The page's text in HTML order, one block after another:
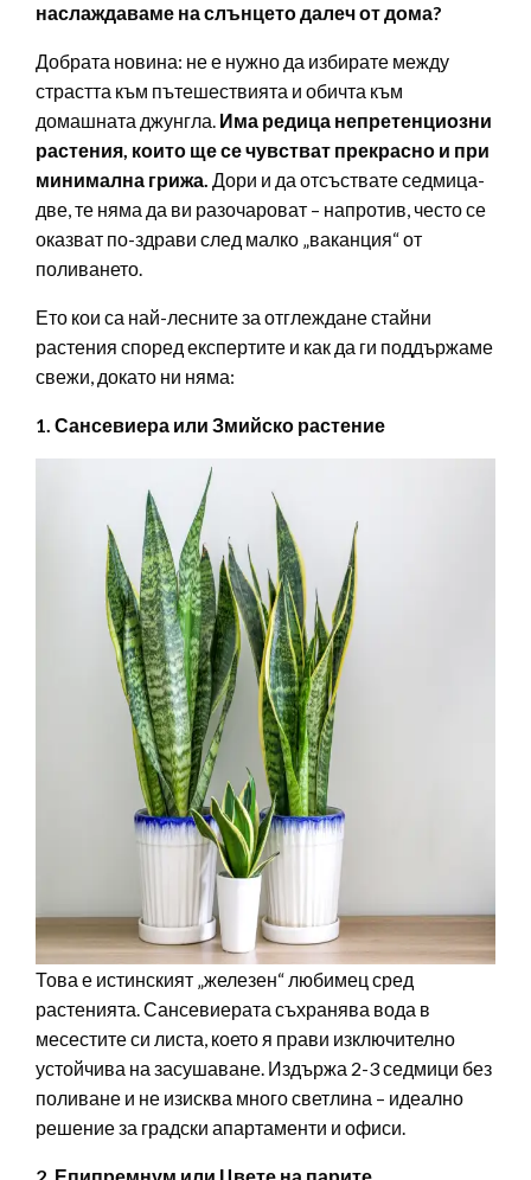
наслаждаваме на слънцето далеч от дома?
Добрата новина: не е нужно да избирате между
страстта към пътешествията и обичта към
домашната джунгла. Има редица непретенциозни
растения, които ще се чувстват прекрасно и при
минимална грижа. Дори и да отсъствате седмица-
две, те няма да ви разочароват – напротив, често се
оказват по-здрави след малко „ваканция“ от
поливането.
Ето кои са най-лесните за отглеждане стайни
растения според експертите и как да ги поддържаме
свежи, докато ни няма:
1. Сансевиера или Змийско растение
Това е истинският „железен“ любимец сред
растенията. Сансевиерата съхранява вода в
месестите си листа, което я прави изключително
устойчива на засушаване. Издържа 2-3 седмици без
поливане и не изисква много светлина – идеално
решение за градски апартаменти и офиси.